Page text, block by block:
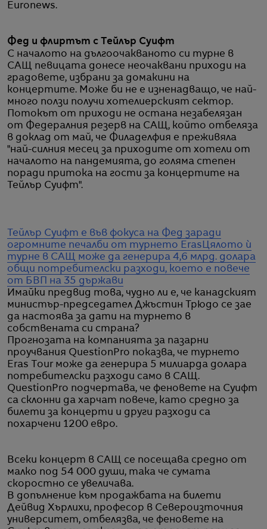
Euronews.
Фед и флиртът с Тейлър Суифт
С началото на дългоочакваното си турне в
САЩ певицата донесе неочаквани приходи на
градовете, избрани за домакини на
концертите. Може би не е изненадващо, че най-
много ползи получи хотелиерският сектор.
Потокът от приходи не остана незабелязан
от Федералния резерв на САЩ, който отбеляза
в доклад от май, че Филаделфия е преживяла
"най-силния месец за приходите от хотели от
началото на пандемията, до голяма степен
поради притока на гости за концертите на
Тейлър Суифт".
Тейлър Суифт е във фокуса на Фед заради
огромните печалби от турнето Eras Цялото ѝ
турне в САЩ може да генерира 4,6 млрд. долара
общи потребителски разходи, което е повече
от БВП на 35 държави
Имайки предвид това, чудно ли е, че канадският
министър-председател Джъстин Трюдо се зае
да настоява за дати на турнето в
собствената си страна?
Прогнозата на компанията за пазарни
проучвания QuestionPro показва, че турнето
Eras Tour може да генерира 5 милиарда долара
потребителски разходи само в САЩ.
QuestionPro подчертава, че феновете на Суифт
са склонни да харчат повече, като средно за
билети за концерти и други разходи са
похарчени 1200 евро.
Всеки концерт в САЩ се посещава средно от
малко под 54 000 души, така че сумата
скоростно се увеличава.
В допълнение към продажбата на билети
Дейвид Хърлихи, професор в Североизточния
университет, отбелязва, че феновете на